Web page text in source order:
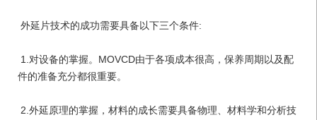
件的准备充分都很重要。